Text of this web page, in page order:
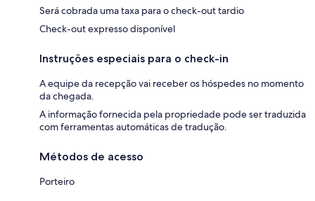
Será cobrada uma taxa para o check-out tardio
Check-out expresso disponível
Instruções especiais para o check-in
A equipe da recepção vai receber os hóspedes no momento
da chegada.
A informação fornecida pela propriedade pode ser traduzida
com ferramentas automáticas de tradução.
Métodos de acesso
Porteiro